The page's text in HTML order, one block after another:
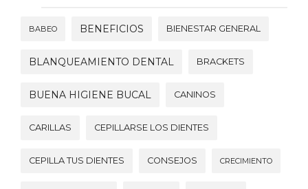
BABEO BENEFICIOS BIENESTAR GENERAL
BLANQUEAMIENTO DENTAL BRACKETS
BUENA HIGIENE BUCAL CANINOS
CARILLAS CEPILLARSE LOS DIENTES
CEPILLA TUS DIENTES CONSEJOS CRECIMIENTO